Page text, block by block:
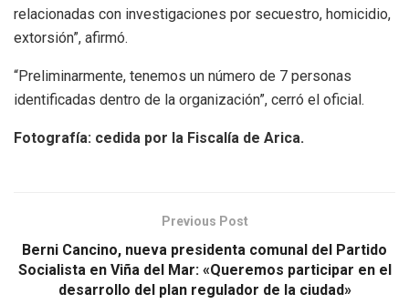
relacionadas con investigaciones por secuestro, homicidio,
extorsión”, afirmó.
“Preliminarmente, tenemos un número de 7 personas
identificadas dentro de la organización”, cerró el oficial.
Fotografía: cedida por la Fiscalía de Arica.
Previous Post
Berni Cancino, nueva presidenta comunal del Partido
Socialista en Viña del Mar: «Queremos participar en el
desarrollo del plan regulador de la ciudad»